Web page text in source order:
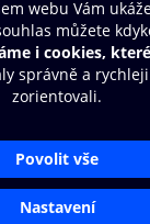
údajů
Aplikace O2
Čti a poslouchej